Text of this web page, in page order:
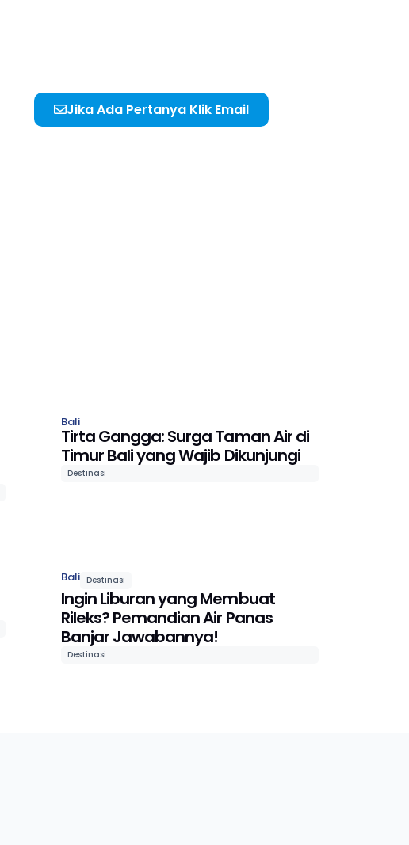
Jika Ada Pertanya Klik Email
Bali
Tirta Gangga: Surga Taman Air di
Timur Bali yang Wajib Dikunjungi
Destinasi
Bali Destinasi
Ingin Liburan yang Membuat
Rileks? Pemandian Air Panas
Banjar Jawabannya!
Destinasi